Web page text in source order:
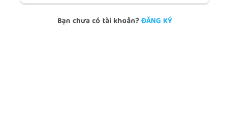
Bạn chưa có tài khoản?ĐĂNG KÝ